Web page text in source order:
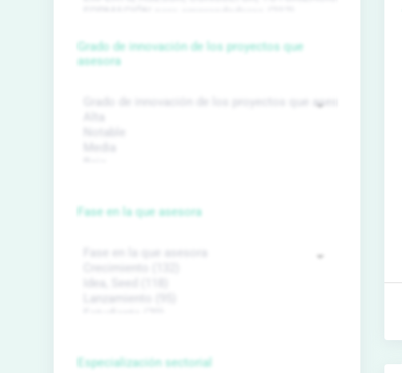
Grado de innovación de los proyectos que
asesora
Fase en la que asesora
Especialización sectorial